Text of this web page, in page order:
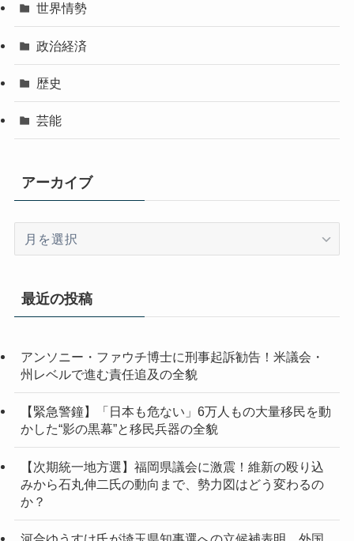
世界情勢
政治経済
歴史
芸能
アーカイブ
イ
最近の投稿
アンソニー・ファウチ博士に刑事起訴勧告！米議会・
州レベルで進む責任追及の全貌
【緊急警鐘】「日本も危ない」6万人もの大量移民を動
かした“影の黒幕”と移民兵器の全貌
【次期統一地方選】福岡県議会に激震！維新の殴り込
みから石丸伸二氏の動向まで、勢力図はどう変わるの
か？